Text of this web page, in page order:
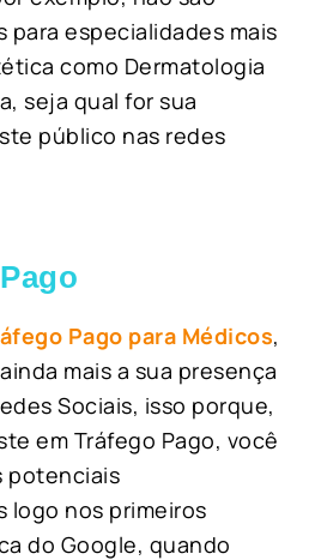
para especialidades mais
como Dermatologia
seja qual for sua
público nas redes
Pago para Médicos,
mais a sua presença
Sociais, isso porque,
em Tráfego Pago, você
potenciais
nos primeiros
do Google, quando